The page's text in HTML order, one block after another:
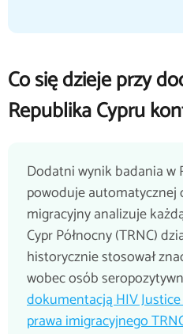
Co się dzieje przy
Republika Cypru
Dodatni wynik badania w
powoduje automatycznej
migracyjny analizuje
Cypr Północny (TRNC)
historycznie stosował
wobec osób
dokumentacją HIV
prawa imigracyjnego